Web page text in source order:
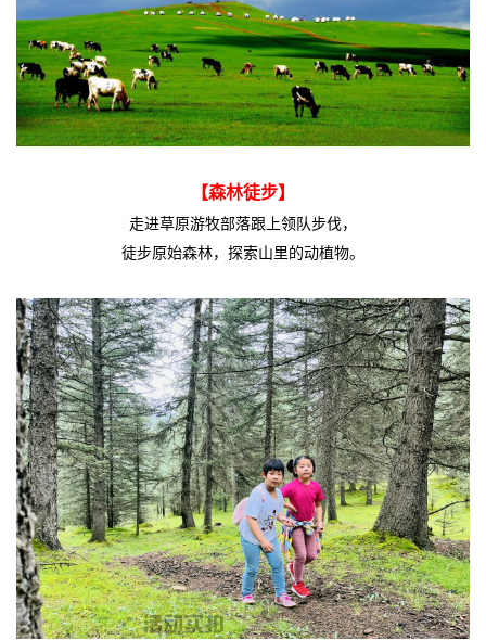
【森林徒步】
走进草原游牧部落跟上领队步伐，
徒步原始森林，探索山里的动植物。